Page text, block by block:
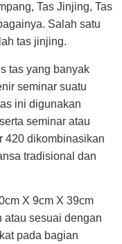
Tas Jinjing, Tas
Salah satu
tas jinjing.
tas yang banyak
seminar suatu
ini digunakan
seminar atau
420 dikombinasikan
tradisional dan
X 9cm X 39cm
atau sesuai dengan
pada bagian